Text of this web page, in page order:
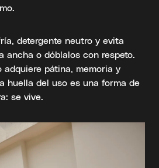
detergente neutro y evita
ancha o dóblalos con respeto.
adquiere pátina, memoria y
huella del uso es una forma de
se vive.